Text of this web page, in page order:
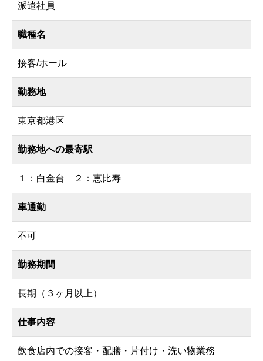
派遣社員
職種名
接客/ホール
勤務地
東京都港区
勤務地への最寄駅
１：白金台 ２：恵比寿
車通勤
不可
勤務期間
長期（３ヶ月以上）
仕事内容
飲食店内での接客・配膳・片付け・洗い物業務